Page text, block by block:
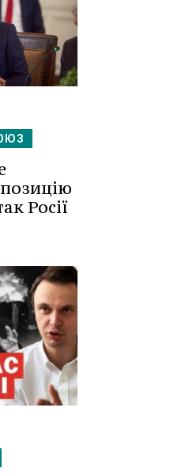
Росії